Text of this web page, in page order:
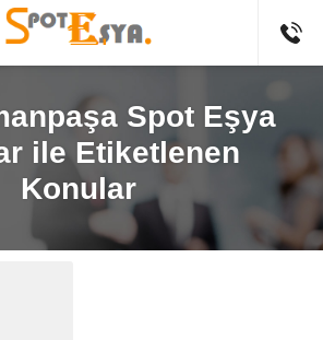
Spot Eşya
ile Etiketlenen
Konular